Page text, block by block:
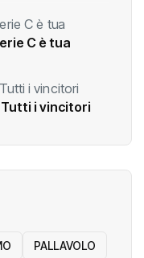
C è tua
i vincitori
PALLAVOLO